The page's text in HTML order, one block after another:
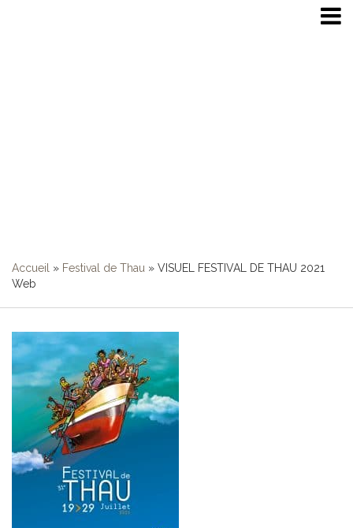
Accueil » Festival de Thau » VISUEL FESTIVAL DE THAU 2021
Web